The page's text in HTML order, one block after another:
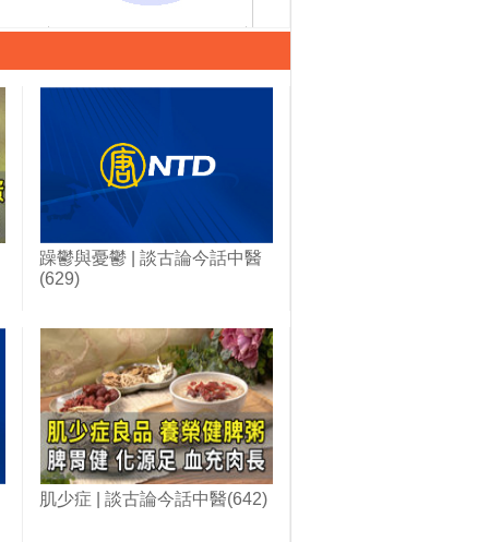
話中醫(562)
躁鬱與憂鬱 | 談古論今話中醫
(629)
肌少症 | 談古論今話中醫(642)